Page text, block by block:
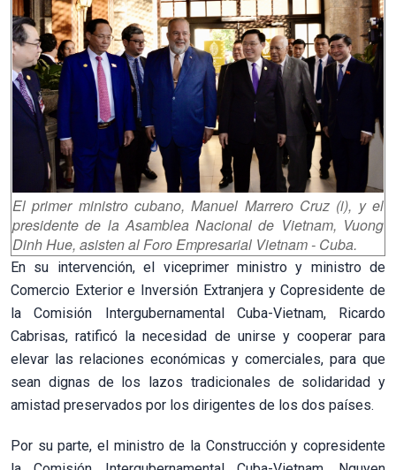
El primer ministro cubano, Manuel Marrero Cruz (i), y el
presidente de la Asamblea Nacional de Vietnam, Vuong
Dinh Hue, asisten al Foro Empresarial Vietnam - Cuba.
En su intervención, el viceprimer ministro y ministro de
Comercio Exterior e Inversión Extranjera y Copresidente de
la Comisión Intergubernamental Cuba-Vietnam, Ricardo
Cabrisas, ratificó la necesidad de unirse y cooperar para
elevar las relaciones económicas y comerciales, para que
sean dignas de los lazos tradicionales de solidaridad y
amistad preservados por los dirigentes de los dos países.
Por su parte, el ministro de la Construcción y copresidente